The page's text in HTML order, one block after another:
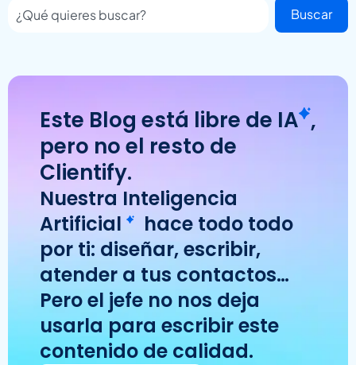
Buscar
Este Blog está libre de IA ,
pero no el resto de
Clientify.
Nuestra Inteligencia
Artificial
hace todo todo
por ti: diseñar, escribir,
atender a tus contactos…
Pero el jefe no nos deja
usarla para escribir este
contenido de calidad.